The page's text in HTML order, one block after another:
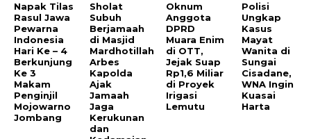
Napak Tilas
Rasul Jawa
Pewarna
Indonesia
Hari Ke – 4
Berkunjung
Ke 3
Makam
Penginjil
Mojowarno
Jombang
Sholat
Subuh
Berjamaah
di Masjid
Mardhotillah
Arbes
Kapolda
Ajak
Jamaah
Jaga
Kerukunan
dan
Oknum
Anggota
DPRD
Muara Enim
di OTT,
Jejak Suap
Rp1,6 Miliar
di Proyek
Irigasi
Lemutu
Polisi
Ungkap
Kasus
Mayat
Wanita di
Sungai
Cisadane,
WNA Ingin
Kuasai
Harta